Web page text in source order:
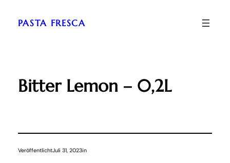
Inhalt
springen
PASTA FRESCA
Bitter Lemon – 0,2L
VeröffentlichtJuli 31, 2023in